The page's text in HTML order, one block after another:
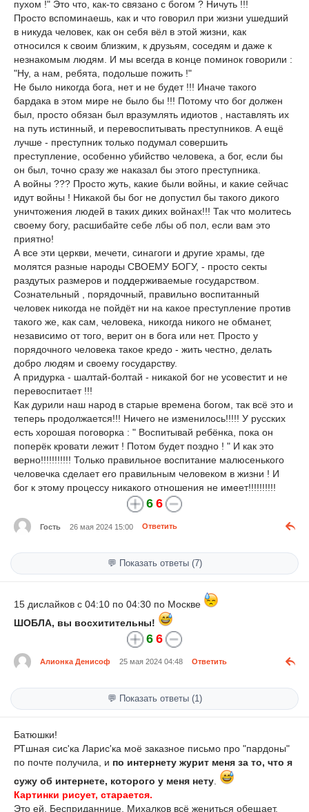
пухом !" Это что, как-то связано с богом ? Ничуть !!!
Просто вспоминаешь, как и что говорил при жизни ушедший
в никуда человек, как он себя вёл в этой жизни, как
относился к своим близким, к друзьям, соседям и даже к
незнакомым людям. И мы всегда в конце поминок говорили :
"Ну, а нам, ребята, подольше пожить !"
Не было никогда бога, нет и не будет !!! Иначе такого
бардака в этом мире не было бы !!! Потому что бог должен
был, просто обязан был вразумлять идиотов , наставлять их
на путь истинный, и перевоспитывать преступников. А ещё
лучше - преступник только подумал совершить
преступление, особенно убийство человека, а бог, если бы
он был, точно сразу же наказал бы этого преступника.
А войны ??? Просто жуть, какие были войны, и какие сейчас
идут войны ! Никакой бы бог не допустил бы такого дикого
уничтожения людей в таких диких войнах!!! Так что молитесь
своему богу, расшибайте себе лбы об пол, если вам это
приятно!
А все эти церкви, мечети, синагоги и другие храмы, где
молятся разные народы СВОЕМУ БОГУ, - просто секты
раздутых размеров и поддерживаемые государством.
Сознательный , порядочный, правильно воспитанный
человек никогда не пойдёт ни на какое преступление против
такого же, как сам, человека, никогда никого не обманет,
независимо от того, верит он в бога или нет. Просто у
порядочного человека такое кредо - жить честно, делать
добро людям и своему государству.
А придурка - шалтай-болтай - никакой бог не усовестит и не
перевоспитает !!!
Как дурили наш народ в старые времена богом, так всё это и
теперь продолжается!!! Ничего не изменилось!!!!! У русских
есть хорошая поговорка : " Воспитывай ребёнка, пока он
поперёк кровати лежит ! Потом будет поздно ! " И как это
верно!!!!!!!!!!! Только правильное воспитание малюсенького
человечка сделает его правильным человеком в жизни ! И
бог к этому процессу никакого отношения не имеет!!!!!!!!!!
6 6
Гость 26 мая 2024 15:00 Ответить
💬 Показать ответы (7)
15 дислайков с 04:10 по 04:30 по Москве
ШОБЛА, вы восхитительны!
6 6
Алионка Денисоф 25 мая 2024 04:48 Ответить
💬 Показать ответы (1)
Батюшки!
РТшная сис'ка Ларис'ка моё заказное письмо про "пардоны"
по почте получила, и по интернету журит меня за то, что я
сужу об интернете, которого у меня нету
Картинки рисует, старается.
Это ей, Бесприданнице, Михалков всё жениться обещает.